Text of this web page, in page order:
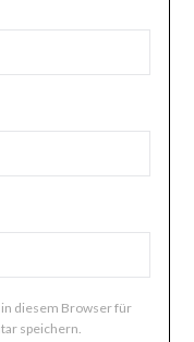
diesem Browser für
speichern.